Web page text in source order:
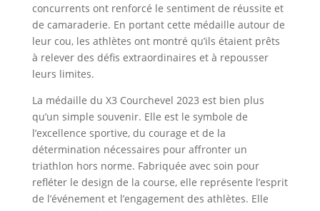
concurrents ont renforcé le sentiment de réussite et
de camaraderie. En portant cette médaille autour de
leur cou, les athlètes ont montré qu’ils étaient prêts
à relever des défis extraordinaires et à repousser
leurs limites.
La médaille du X3 Courchevel 2023 est bien plus
qu’un simple souvenir. Elle est le symbole de
l’excellence sportive, du courage et de la
détermination nécessaires pour affronter un
triathlon hors norme. Fabriquée avec soin pour
refléter le design de la course, elle représente l’esprit
de l’événement et l’engagement des athlètes. Elle